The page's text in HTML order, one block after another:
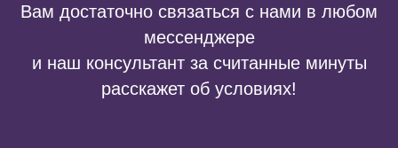
Вам достаточно связаться с нами в любом
мессенджере
и наш консультант за считанные минуты
расскажет об условиях!